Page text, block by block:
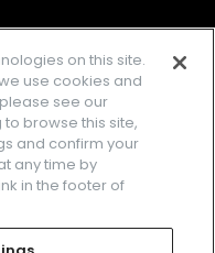
instagramtwitter
用規約
Settings
on this site.
use cookies and
see our
browse this site,
and confirm your
any time by
in the footer of